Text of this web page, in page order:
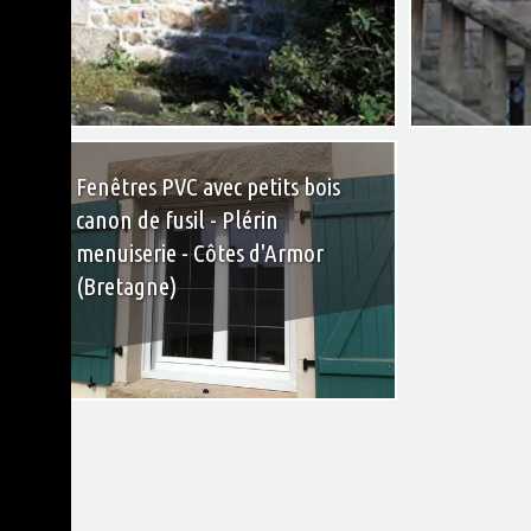
+
Fenêtres PVC avec petits bois
canon de fusil - Plérin
menuiserie - Côtes d'Armor
(Bretagne)
+